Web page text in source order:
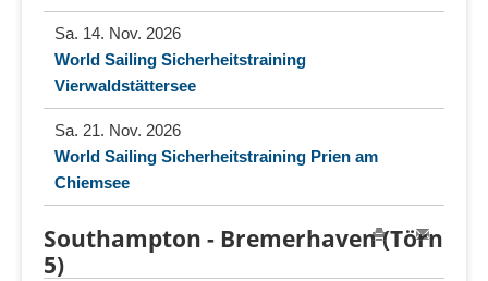
Sa. 14. Nov. 2026
World Sailing Sicherheitstraining
Vierwaldstättersee
Sa. 21. Nov. 2026
World Sailing Sicherheitstraining Prien am
Chiemsee
Southampton - Bremerhaven (Törn
5)